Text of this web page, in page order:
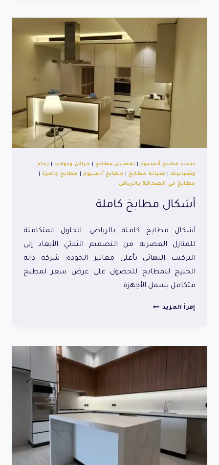
تجديد مطبخ ألمنيوم تفصيل مطابخ| خزائن ودولاب|
رخام
وشبابيك| صيانة مطابخ| مطابخ ألمنيوم| مطابخ جاهزة|
مطابخ حي الصحافة بالرياض
أشكال مطابخ كاملة
أشكال مطابخ كاملة بالرياض: الحلول المتكاملة
للمنازل العصرية من التصميم الثلاثي الأبعاد إلى
التركيب النهائي بأعلى معايير الجودة: شركة دانة
الخليج للمطابخ للحصول على عرض سعر لمطبخ
متكامل يشمل الأجهزة…
إقرأ المزيد أشكال